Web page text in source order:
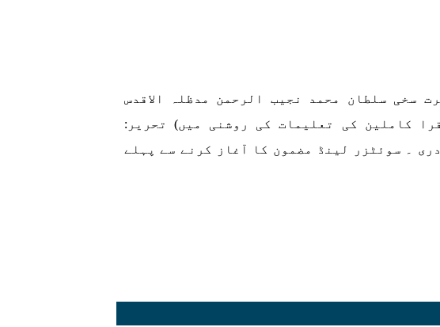
سخی سلطان محمد نجیب الرحمن مدظلہ الاقدس
کاملین کی تعلیمات کی روشنی میں) تحریر:
۔ سوئٹزر لینڈ مضمون کا آغاز کرنے سے پہلے